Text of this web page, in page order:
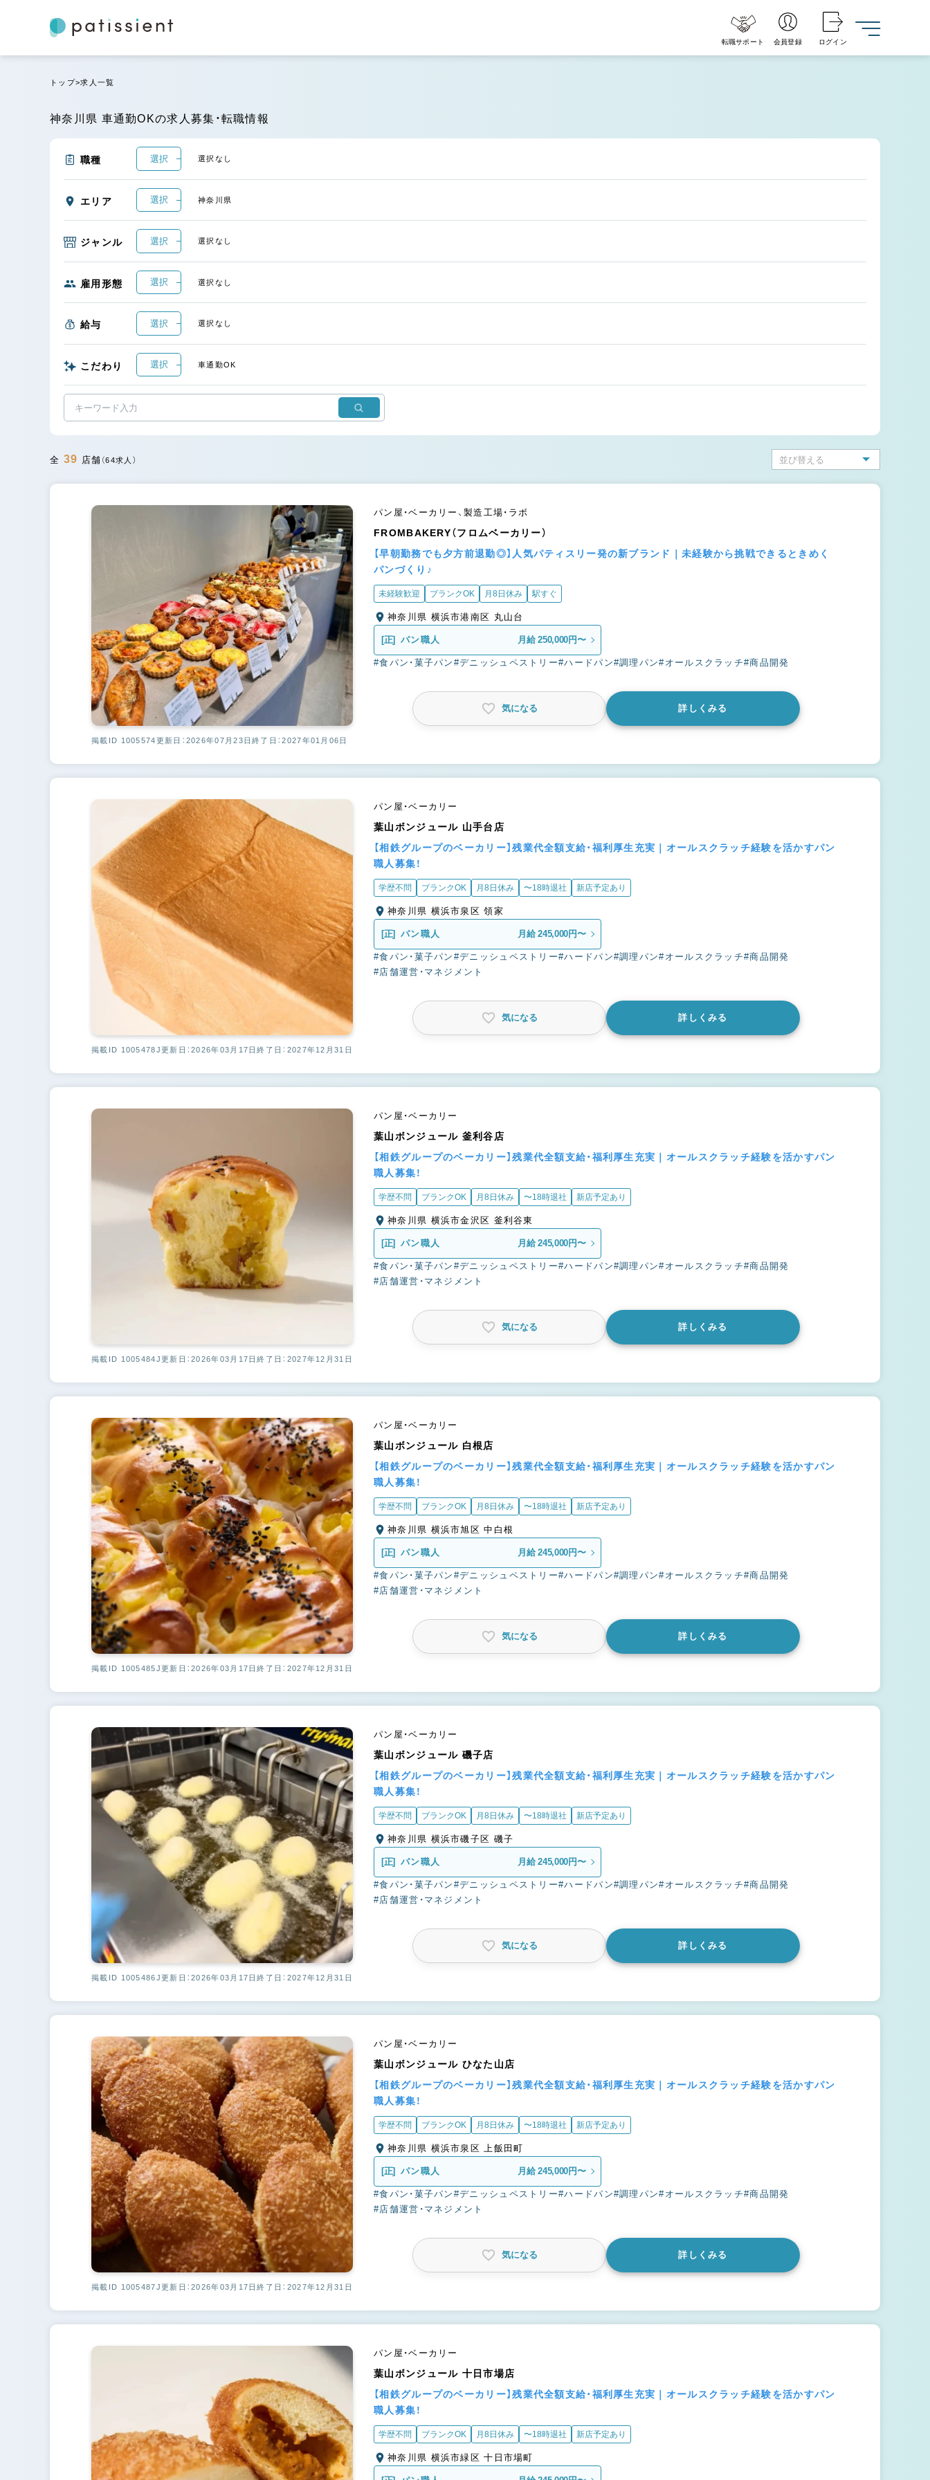
転職サポート 会員登録 ログイン
トップ 求人一覧
神奈川県 車通勤OKの求人募集・転職情報
職種 選択 選択なし
エリア 選択 神奈川県
ジャンル 選択 選択なし
雇用形態 選択 選択なし
給与 選択 選択なし
こだわり 選択 車通勤OK
全 39 店舗 （64求人）
パン屋・ベーカリー、製造工場・ラボ
FROMBAKERY（フロムベーカリー）
【早朝勤務でも夕方前退勤◎】人気パティスリー発の新ブランド｜未経験から挑戦できるときめく
パンづくり♪
未経験歓迎 ブランクOK 月8日休み 駅すぐ
神奈川県 横浜市港南区 丸山台
[正] パン職人 月給 250,000円〜
#食パン・菓子パン #デニッシュペストリー#ハードパン#調理パン#オールスクラッチ#商品開発
気になる 詳しくみる
掲載ID 1005574更新日：2026年07月23日終了日：2027年01月06日
パン屋・ベーカリー
葉山ボンジュール 山手台店
【相鉄グループのベーカリー】残業代全額支給・福利厚生充実｜オールスクラッチ経験を活かすパン
職人募集！
学歴不問 ブランクOK 月8日休み 〜18時退社 新店予定あり
神奈川県 横浜市泉区 領家
[正] パン職人 月給 245,000円〜
#食パン・菓子パン #デニッシュペストリー#ハードパン#調理パン#オールスクラッチ#商品開発
#店舗運営・マネジメント
気になる 詳しくみる
掲載ID 1005478J更新日：2026年03月17日終了日：2027年12月31日
パン屋・ベーカリー
葉山ボンジュール 釜利谷店
【相鉄グループのベーカリー】残業代全額支給・福利厚生充実｜オールスクラッチ経験を活かすパン
職人募集！
学歴不問 ブランクOK 月8日休み 〜18時退社 新店予定あり
神奈川県 横浜市金沢区 釜利谷東
[正] パン職人 月給 245,000円〜
#食パン・菓子パン #デニッシュペストリー#ハードパン#調理パン#オールスクラッチ#商品開発
#店舗運営・マネジメント
気になる 詳しくみる
掲載ID 1005484J更新日：2026年03月17日終了日：2027年12月31日
パン屋・ベーカリー
葉山ボンジュール 白根店
【相鉄グループのベーカリー】残業代全額支給・福利厚生充実｜オールスクラッチ経験を活かすパン
職人募集！
学歴不問 ブランクOK 月8日休み 〜18時退社 新店予定あり
神奈川県 横浜市旭区 中白根
[正] パン職人 月給 245,000円〜
#食パン・菓子パン #デニッシュペストリー#ハードパン#調理パン#オールスクラッチ#商品開発
#店舗運営・マネジメント
気になる 詳しくみる
掲載ID 1005485J更新日：2026年03月17日終了日：2027年12月31日
パン屋・ベーカリー
葉山ボンジュール 磯子店
【相鉄グループのベーカリー】残業代全額支給・福利厚生充実｜オールスクラッチ経験を活かすパン
職人募集！
学歴不問 ブランクOK 月8日休み 〜18時退社 新店予定あり
神奈川県 横浜市磯子区 磯子
[正] パン職人 月給 245,000円〜
#食パン・菓子パン #デニッシュペストリー#ハードパン#調理パン#オールスクラッチ#商品開発
#店舗運営・マネジメント
気になる 詳しくみる
掲載ID 1005486J更新日：2026年03月17日終了日：2027年12月31日
パン屋・ベーカリー
葉山ボンジュール ひなた山店
【相鉄グループのベーカリー】残業代全額支給・福利厚生充実｜オールスクラッチ経験を活かすパン
職人募集！
学歴不問 ブランクOK 月8日休み 〜18時退社 新店予定あり
神奈川県 横浜市泉区 上飯田町
[正] パン職人 月給 245,000円〜
#食パン・菓子パン #デニッシュペストリー#ハードパン#調理パン#オールスクラッチ#商品開発
#店舗運営・マネジメント
気になる 詳しくみる
掲載ID 1005487J更新日：2026年03月17日終了日：2027年12月31日
パン屋・ベーカリー
葉山ボンジュール 十日市場店
【相鉄グループのベーカリー】残業代全額支給・福利厚生充実｜オールスクラッチ経験を活かすパン
職人募集！
学歴不問 ブランクOK 月8日休み 〜18時退社 新店予定あり
神奈川県 横浜市緑区 十日市場町